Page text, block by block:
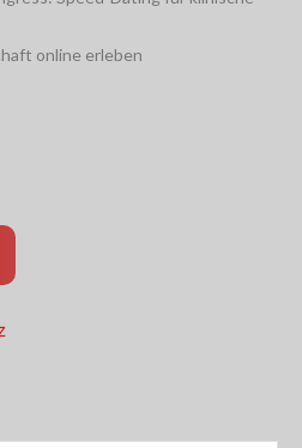
online erleben